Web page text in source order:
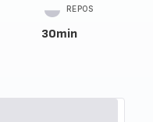
REPOS
30min